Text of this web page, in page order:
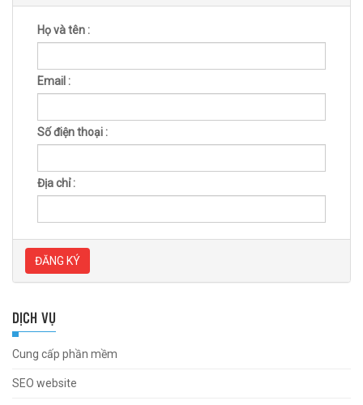
Họ và tên :
Email :
Số điện thoại :
Địa chỉ :
ĐĂNG KÝ
DỊCH VỤ
Cung cấp phần mềm
SEO website